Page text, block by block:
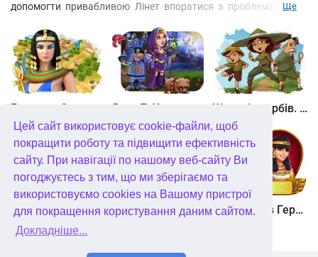
Цей сайт використовує cookie-файли, щоб
покращити роботу та підвищити ефективність
сайту. При навігації по нашому веб-сайту Ви
погоджуєтесь з тим, що ми зберігаємо та
використовуємо cookies на Вашому пристрої
для покращення користування даним сайтом.
Докладніше...
допомогти привабливою Лінет впоратися з проблемами, що
процвітання. Наймайте робітників, закуповуйте матеріали,
розширюйте зони впливу та витісняйте конкурентів. У світі
будівельного бізнесу нудьгувати не доводиться! На вас чекає
захоплюючий ігровий процес та безліч захоплюючих завдань.
Ще
Шукачі скарбів. Камінь душі
Шукачі скарбів. Сніжна королева. колекційне видання Алісія Квотермейн 3. Таємниця палаючого золота. колекційне видання 12 подвигів Геракла. Як я зустрів Мегару. колекційне видання